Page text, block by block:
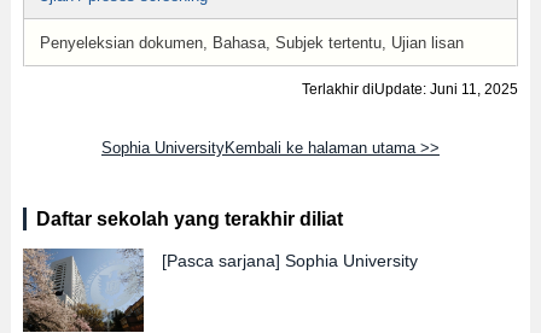
Penyeleksian dokumen, Bahasa, Subjek tertentu, Ujian lisan
Terlakhir diUpdate: Juni 11, 2025
Sophia UniversityKembali ke halaman utama >>
Daftar sekolah yang terakhir diliat
[Pasca sarjana] Sophia University